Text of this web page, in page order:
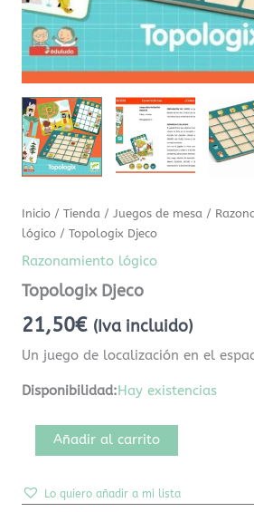
Inicio /Tienda /Juegos de mesa /
lógico / Topologix Djeco
Razonamiento lógico
Topologix Djeco
21,50€ (Iva incluido)
Un juego de localización en el
Disponibilidad:Hay existencias
Añadir al carrito
Lo quiero añadir a mi lista